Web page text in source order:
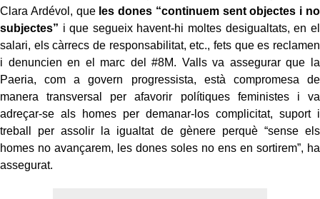
Clara Ardévol, que les dones “continuem sent objectes i no
subjectes” i que segueix havent-hi moltes desigualtats, en el
salari, els càrrecs de responsabilitat, etc., fets que es reclamen
i denuncien en el marc del #8M. Valls va assegurar que la
Paeria, com a govern progressista, està compromesa de
manera transversal per afavorir polítiques feministes i va
adreçar-se als homes per demanar-los complicitat, suport i
treball per assolir la igualtat de gènere perquè “sense els
homes no avançarem, les dones soles no ens en sortirem”, ha
assegurat.